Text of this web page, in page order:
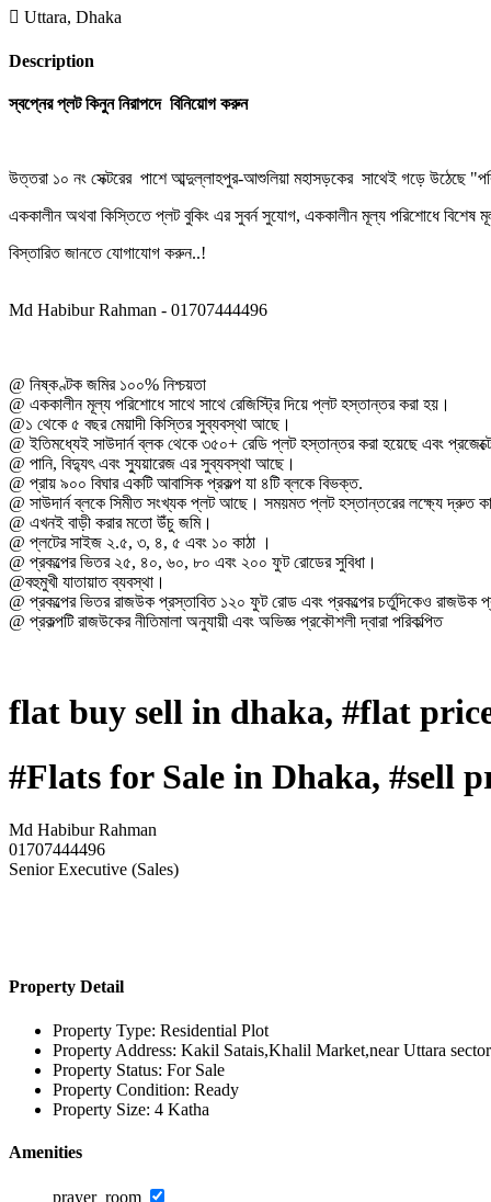
Uttara, Dhaka
Description
স্বপ্নের প্লট কিনুন নিরাপদে বিনিয়োগ করুন
উত্তরা ১০ নং সেক্টরের পাশে আব্দুল্লাহপুর-আশুলিয়া মহাসড়কের সাথেই গড়ে উঠেছে
এককালীন অথবা কিস্তিতে প্লট বুকিং এর সুবর্ন সুযোগ, এককালীন মূল্য পরিশোধে বিশেষ
বিস্তারিত জানতে যোগাযোগ করুন..!
Md Habibur Rahman - 01707444496
@ নিষ্কণ্টক জমির ১০০% নিশ্চয়তা
@ এককালীন মূল্য পরিশোধে সাথে সাথে রেজিস্ট্রি দিয়ে প্লট হস্তান্তর করা হয়।
@১ থেকে ৫ বছর মেয়াদী কিস্তির সুব্যবস্থা আছে।
@ ইতিমধ্যেই সাউদার্ন ব্লক থেকে ৩৫০+ রেডি প্লট হস্তান্তর করা হয়েছে এবং
@ পানি, বিদ্যুৎ এবং স্যুয়ারেজ এর সুব্যবস্থা আছে।
@ প্রায় ৯০০ বিঘার একটি আবাসিক প্রকল্প যা ৪টি ব্লকে বিভক্ত.
@ সাউদার্ন ব্লকে সিমীত সংখ্যক প্লট আছে। সময়মত প্লট হস্তান্তরের লক্ষ্যে দ্রুত
@ এখনই বাড়ী করার মতো উঁচু জমি।
@ প্লটের সাইজ ২.৫, ৩, ৪, ৫ এবং ১০ কাঠা ।
@ প্রকল্পের ভিতর ২৫, ৪০, ৬০, ৮০ এবং ২০০ ফুট রোডের সুবিধা।
@বহুমুখী যাতায়াত ব্যবস্থা।
@ প্রকল্পের ভিতর রাজউক প্রস্তাবিত ১২০ ফুট রোড এবং প্রকল্পের চর্তুদিকেও
@ প্রকল্পটি রাজউকের নীতিমালা অনুযায়ী এবং অভিজ্ঞ প্রকৌশলী দ্বারা পরিকল্পিত
flat buy sell in dhaka, #flat
#Flats for Sale in Dhaka, #sell
Md Habibur Rahman
01707444496
Senior Executive (Sales)
Property Detail
Property Type: Residential Plot
Property Address: Kakil Satais,Khalil Market,near Uttara
Property Status: For Sale
Property Condition: Ready
Property Size: 4 Katha
Amenities
prayer_room